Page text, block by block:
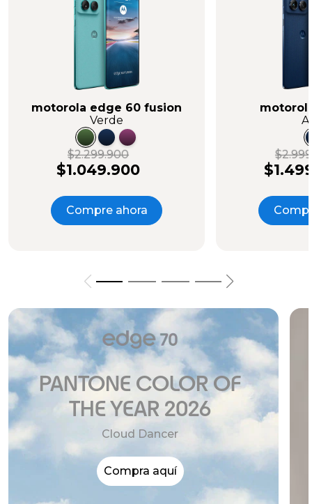
motorola edge 60 fusion
Verde
$2.299.900
$1.049.900
Compre ahora
PANTONE COLOR OF
THE YEAR 2026
Cloud Dancer
Compra aquí